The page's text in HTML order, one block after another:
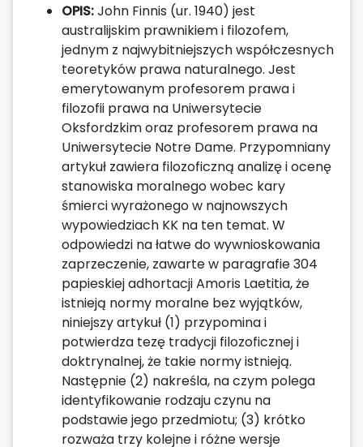
OPIS:John Finnis (ur. 1940) jest
australijskim prawnikiem i filozofem,
jednym z najwybitniejszych współczesnych
teoretyków prawa naturalnego. Jest
emerytowanym profesorem prawa i
filozofii prawa na Uniwersytecie
Oksfordzkim oraz profesorem prawa na
Uniwersytecie Notre Dame. Przypomniany
artykuł zawiera filozoficzną analizę i ocenę
stanowiska moralnego wobec kary
śmierci wyrażonego w najnowszych
wypowiedziach KK na ten temat. W
odpowiedzi na łatwe do wywnioskowania
zaprzeczenie, zawarte w paragrafie 304
papieskiej adhortacji Amoris Laetitia, że
istnieją normy moralne bez wyjątków,
niniejszy artykuł (1) przypomina i
potwierdza tezę tradycji filozoficznej i
doktrynalnej, że takie normy istnieją.
Następnie (2) nakreśla, na czym polega
identyfikowanie rodzaju czynu na
podstawie jego przedmiotu; (3) krótko
rozważa trzy kolejne i różne wersje